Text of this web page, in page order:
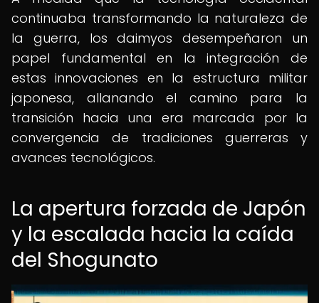
continuaba transformando la naturaleza de
la guerra, los daimyos desempeñaron un
papel fundamental en la integración de
estas innovaciones en la estructura militar
japonesa, allanando el camino para la
transición hacia una era marcada por la
convergencia de tradiciones guerreras y
avances tecnológicos.
La apertura forzada de Japón
y la escalada hacia la caída
del Shogunato